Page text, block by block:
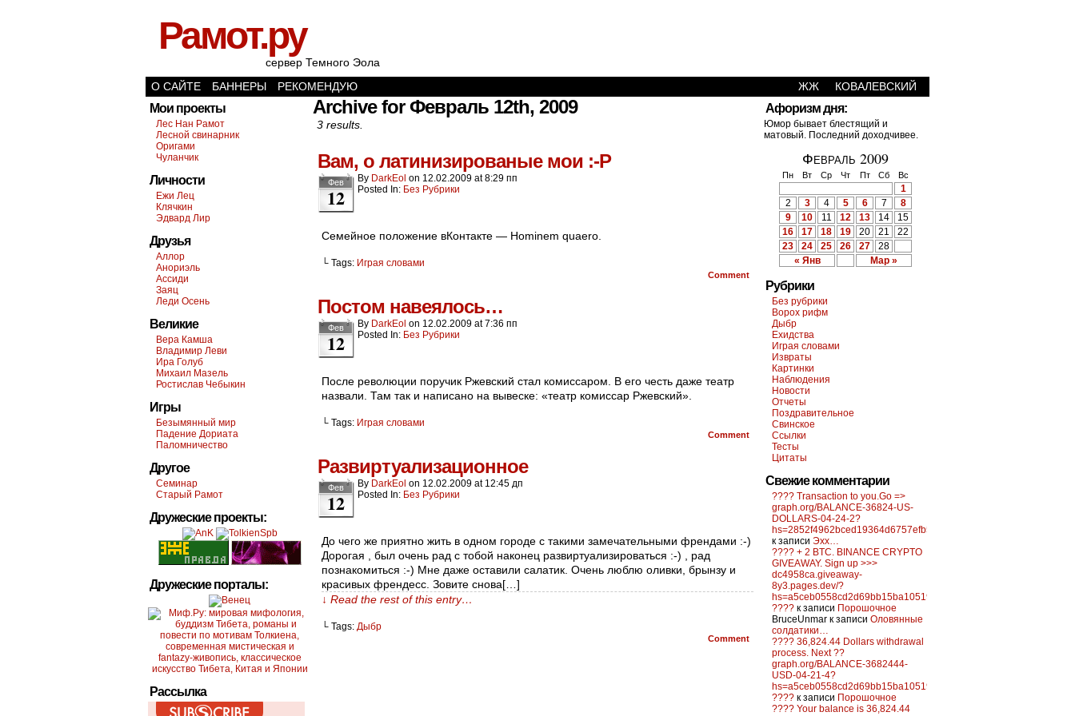
Рамот.ру
сервер Темного Эола
О САЙТЕ
БАННЕРЫ РЕКОМЕНДУЮ ЖЖ КОВАЛЕВСКИЙ
Мои проекты
Лес Нан Рамот
Лесной свинарник
Оригами
Чуланчик
Личности
Ежи Лец
Клячкин
Эдвард Лир
Друзья
Аллор
Анориэль
Ассиди
Заяц
Леди Осень
Великие
Вера Камша
Владимир Леви
Ира Голуб
Михаил Мазель
Ростислав Чебыкин
Игры
Безымянный мир
Падение Дориата
Паломничество
Другое
Семинар
Старый Рамот
Дружеские проекты:
Дружеские порталы:
Рассылка
Archive for Февраль 12th, 2009
3 results.
Вам, о латинизированые мои :-Р
Фев
12
By DarkEol on 12.02.2009 at8:29 пп
Posted In: Без Рубрики
Семейное положение вКонтакте — Hominem quaero.
└ Tags: Играя словами
Comment
Постом навеялось…
Фев
12
By DarkEol on 12.02.2009 at7:36 пп
Posted In: Без Рубрики
После революции поручик Ржевский стал комиссаром. В его честь даже театр
назвали. Там так и написано на вывеске: «театр комиссар Ржевский».
└ Tags: Играя словами
Comment
Развиртуализационное
Фев
12
By DarkEol on 12.02.2009 at 12:45 дп
Posted In: Без Рубрики
До чего же приятно жить в одном городе с такими замечательными френдами :-)
Дорогая , был очень рад с тобой наконец развиртуализироваться :-) , рад
познакомиться :-) Мне даже оставили салатик. Очень люблю оливки, брынзу и
красивых френдесс. Зовите снова[…]
↓ Read the rest of this entry…
└ Tags: Дыбр
Comment
Афоризм дня:
Юмор бывает блестящий и
матовый. Последний доходчивее.
Февраль 2009
Пн Вт Ср Чт Пт Сб Вс
« Янв Мар »
1
2
3 4 5 6 7
8
9
10 11 12 13 14
15
16
17 18 19 20 21
22
23
24 25 26 27 28
Рубрики
Без рубрики
Ворох рифм
Дыбр
Ехидства
Играя словами
Извраты
Картинки
Наблюдения
Новости
Отчеты
Поздравительное
Свинское
Ссылки
Тесты
Цитаты
Свежие комментарии
???? Transaction to you.Go =>
graph.org/BALANCE-36824-US-
DOLLARS-04-24-2?
hs=2852f4962bced19364d6757efb5f6a84&
к записи Эхх…
???? + 2 BTC. BINANCE CRYPTO
GIVEAWAY. Sign up >>>
dc4958ca.giveaway-
8y3.pages.dev/?
hs=a5ceb0558cd2d69bb15ba10519f0d6c2&
???? к записи Порошочное
BruceUnmar к записи Оловянные
солдатики…
???? 36,824.44 Dollars withdrawal
process. Next ??
graph.org/BALANCE-3682444-
USD-04-21-4?
hs=a5ceb0558cd2d69bb15ba10519f0d6c2&
???? к записи Порошочное
???? Your balance is 36,824.44